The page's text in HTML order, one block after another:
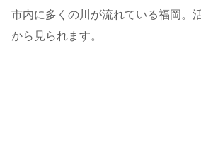
市内に多くの川が流れている福岡。
から見られます。